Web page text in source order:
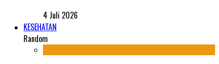
4 Juli 2026
KESEHATAN
Random